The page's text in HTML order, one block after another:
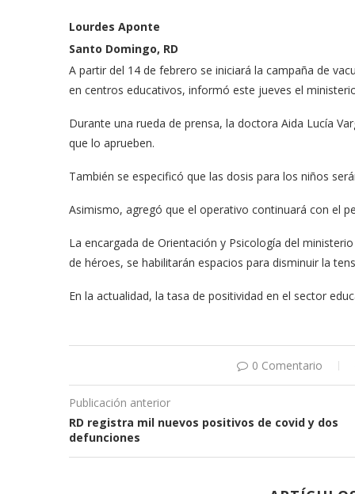
Lourdes Aponte
Santo Domingo, RD
A partir del 14 de febrero se iniciará la campaña de
en centros educativos, informó este jueves el
Durante una rueda de prensa, la doctora Aida Lucía
que lo aprueben.
También se especificó que las dosis para los niños
Asimismo, agregó que el operativo continuará con el
La encargada de Orientación y Psicología del
de héroes, se habilitarán espacios para disminuir la
En la actualidad, la tasa de positividad en el sector
0 Comentario
Publicación anterior
RD registra mil nuevos positivos de covid y dos
defunciones